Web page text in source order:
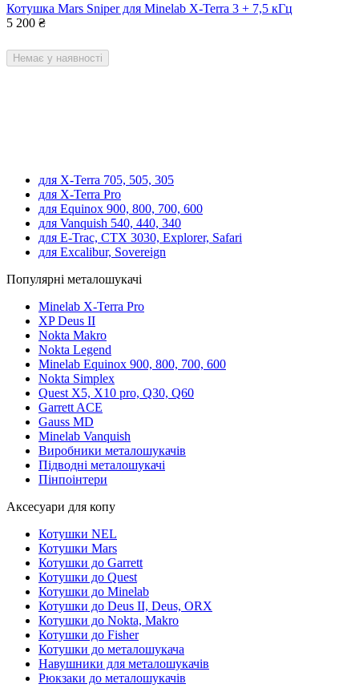
Котушка Mars Sniper для Minelab X-Terra 3 + 7,5 кГц
5 200 ₴
Немає у наявності
для X-Terra 705, 505, 305
для X-Terra Pro
для Equinox 900, 800, 700, 600
для Vanquish 540, 440, 340
для E-Trac, CTX 3030, Explorer, Safari
для Excalibur, Sovereign
Популярні металошукачі
Minelab X-Terra Pro
XP Deus II
Nokta Makro
Nokta Legend
Minelab Equinox 900, 800, 700, 600
Nokta Simplex
Quest X5, X10 pro, Q30, Q60
Garrett ACE
Gauss MD
Minelab Vanquish
Виробники металошукачів
Підводні металошукачі
Пінпоінтери
Аксесуари для копу
Котушки NEL
Котушки Mars
Котушки до Garrett
Котушки до Quest
Котушки до Minelab
Котушки до Deus II, Deus, ORX
Котушки до Nokta, Makro
Котушки до Fisher
Котушки до металошукача
Навушники для металошукачів
Рюкзаки до металошукачів